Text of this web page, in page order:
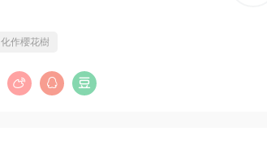
化作櫻花樹